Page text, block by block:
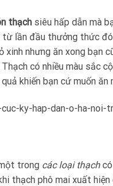
thạch siêu hấp dẫn mà
từ lần đầu thưởng thức
xinh nhưng ăn xong bạn
Thạch có nhiều màu sắc
khiến bạn cứ muốn ăn
trong các loại thạchcó
thạch phô mai xuất